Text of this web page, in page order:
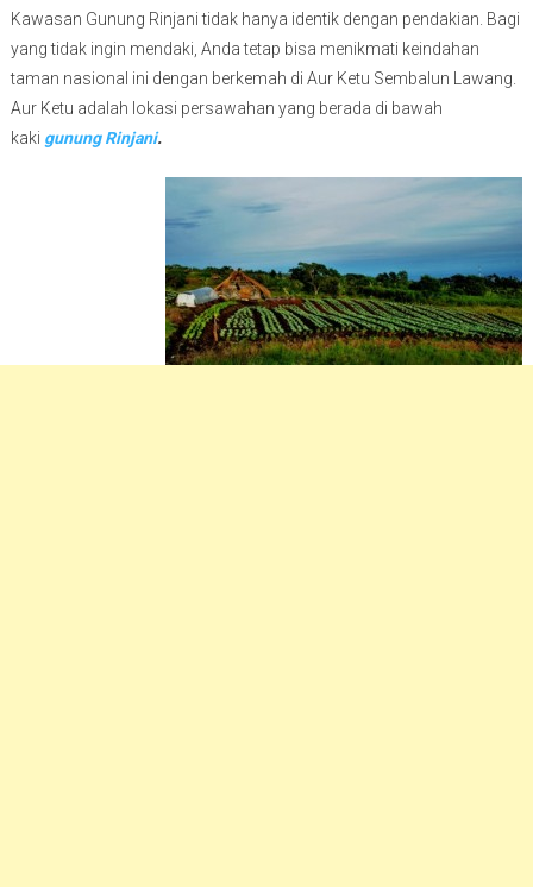
Kawasan Gunung Rinjani tidak hanya identik dengan pendakian. Bagi
yang tidak ingin mendaki, Anda tetap bisa menikmati keindahan
taman nasional ini dengan berkemah di Aur Ketu Sembalun Lawang.
Aur Ketu adalah lokasi persawahan yang berada di bawah
kaki gunung Rinjani.